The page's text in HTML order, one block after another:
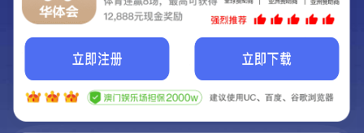
我们即将上线啦...
我们的网站正在建设.
它将是非常棒的网站.